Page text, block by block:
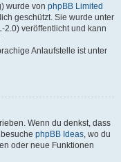
wurde von phpBB Limited
geschützt. Sie wurde unter
2.0) veröffentlicht und kann
Anlaufstelle ist unter
Wenn du denkst, dass
phpBB Ideas, wo du
oder neue Funktionen